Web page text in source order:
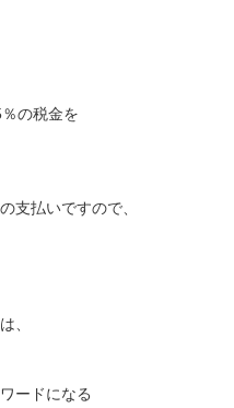
の税金を
支払いですので、
、
ードになる